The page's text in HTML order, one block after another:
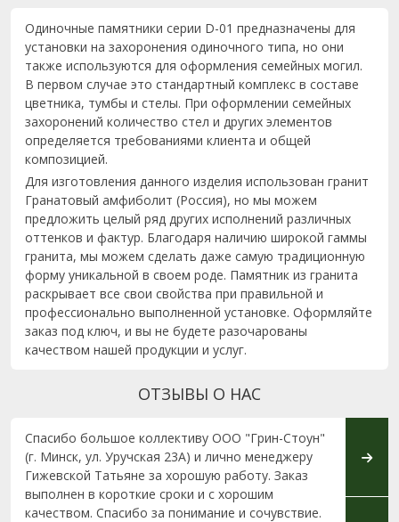
Одиночные памятники серии D-01 предназначены для
установки на захоронения одиночного типа, но они
также используются для оформления семейных могил.
В первом случае это стандартный комплекс в составе
цветника, тумбы и стелы. При оформлении семейных
захоронений количество стел и других элементов
определяется требованиями клиента и общей
композицией.
Для изготовления данного изделия использован гранит
Гранатовый амфиболит (Россия), но мы можем
предложить целый ряд других исполнений различных
оттенков и фактур. Благодаря наличию широкой гаммы
гранита, мы можем сделать даже самую традиционную
форму уникальной в своем роде. Памятник из гранита
раскрывает все свои свойства при правильной и
профессионально выполненной установке. Оформляйте
заказ под ключ, и вы не будете разочарованы
качеством нашей продукции и услуг.
ОТЗЫВЫ О НАС
Спасибо большое коллективу ООО "Грин-Стоун"
(г. Минск, ул. Уручская 23А) и лично менеджеру
Гижевской Татьяне за хорошую работу. Заказ
выполнен в короткие сроки и с хорошим
качеством. Спасибо за понимание и сочувствие.